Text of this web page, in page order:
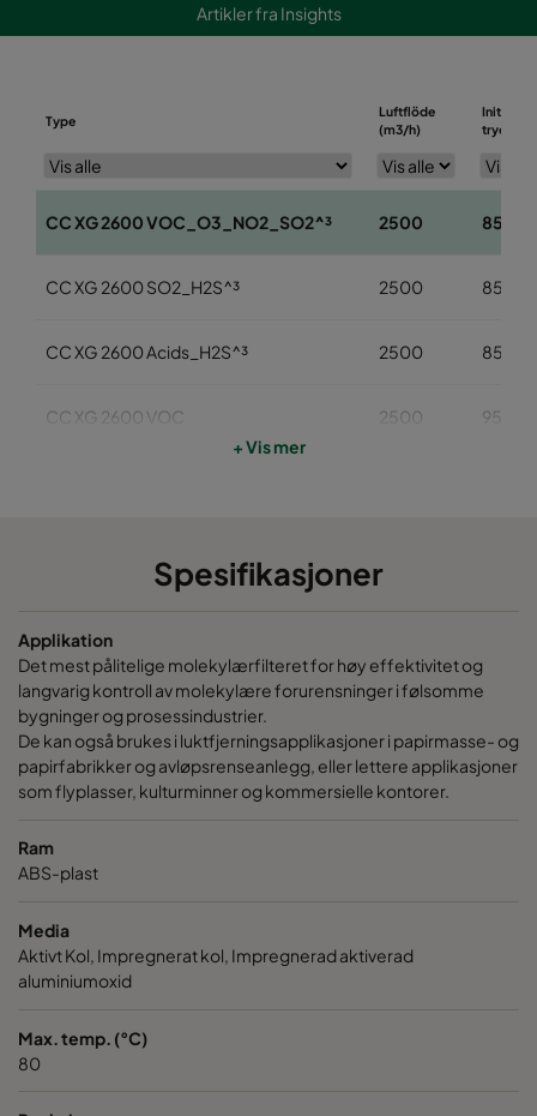
Artikler fra Insights
Type
Luftflöde
(m3/h)
Initialt
tryckfall
CC XG 2600 VOC_O3_NO2_SO2^³ 2500 85
CC XG 2600 SO2_H2S^³ 2500 85
CC XG 2600 Acids_H2S^³ 2500 85
CC XG 2600 VOC 2500 95
CC XG 2600 Bases 2500
CCXG2600 ALDEHYDES^³ 2500 85
CCXG2600 FORMALDEHYDE^³ 2500
CCXG2600 Acids_SO2_H2S
CCXG2600 ETHYLENE^³
+ Vis mer
Spesifikasjoner
Applikation
Det mest pålitelige molekylærfilteret for høy effektivitet og
langvarig kontroll av molekylære forurensninger i følsomme
bygninger og prosessindustrier.
De kan også brukes i luktfjerningsapplikasjoner i papirmasse- og
papirfabrikker og avløpsrenseanlegg, eller lettere applikasjoner
som flyplasser, kulturminner og kommersielle kontorer.
Ram
ABS-plast
Media
Aktivt Kol, Impregnerat kol, Impregnerad aktiverad
aluminiumoxid
Max. temp. (°C)
80